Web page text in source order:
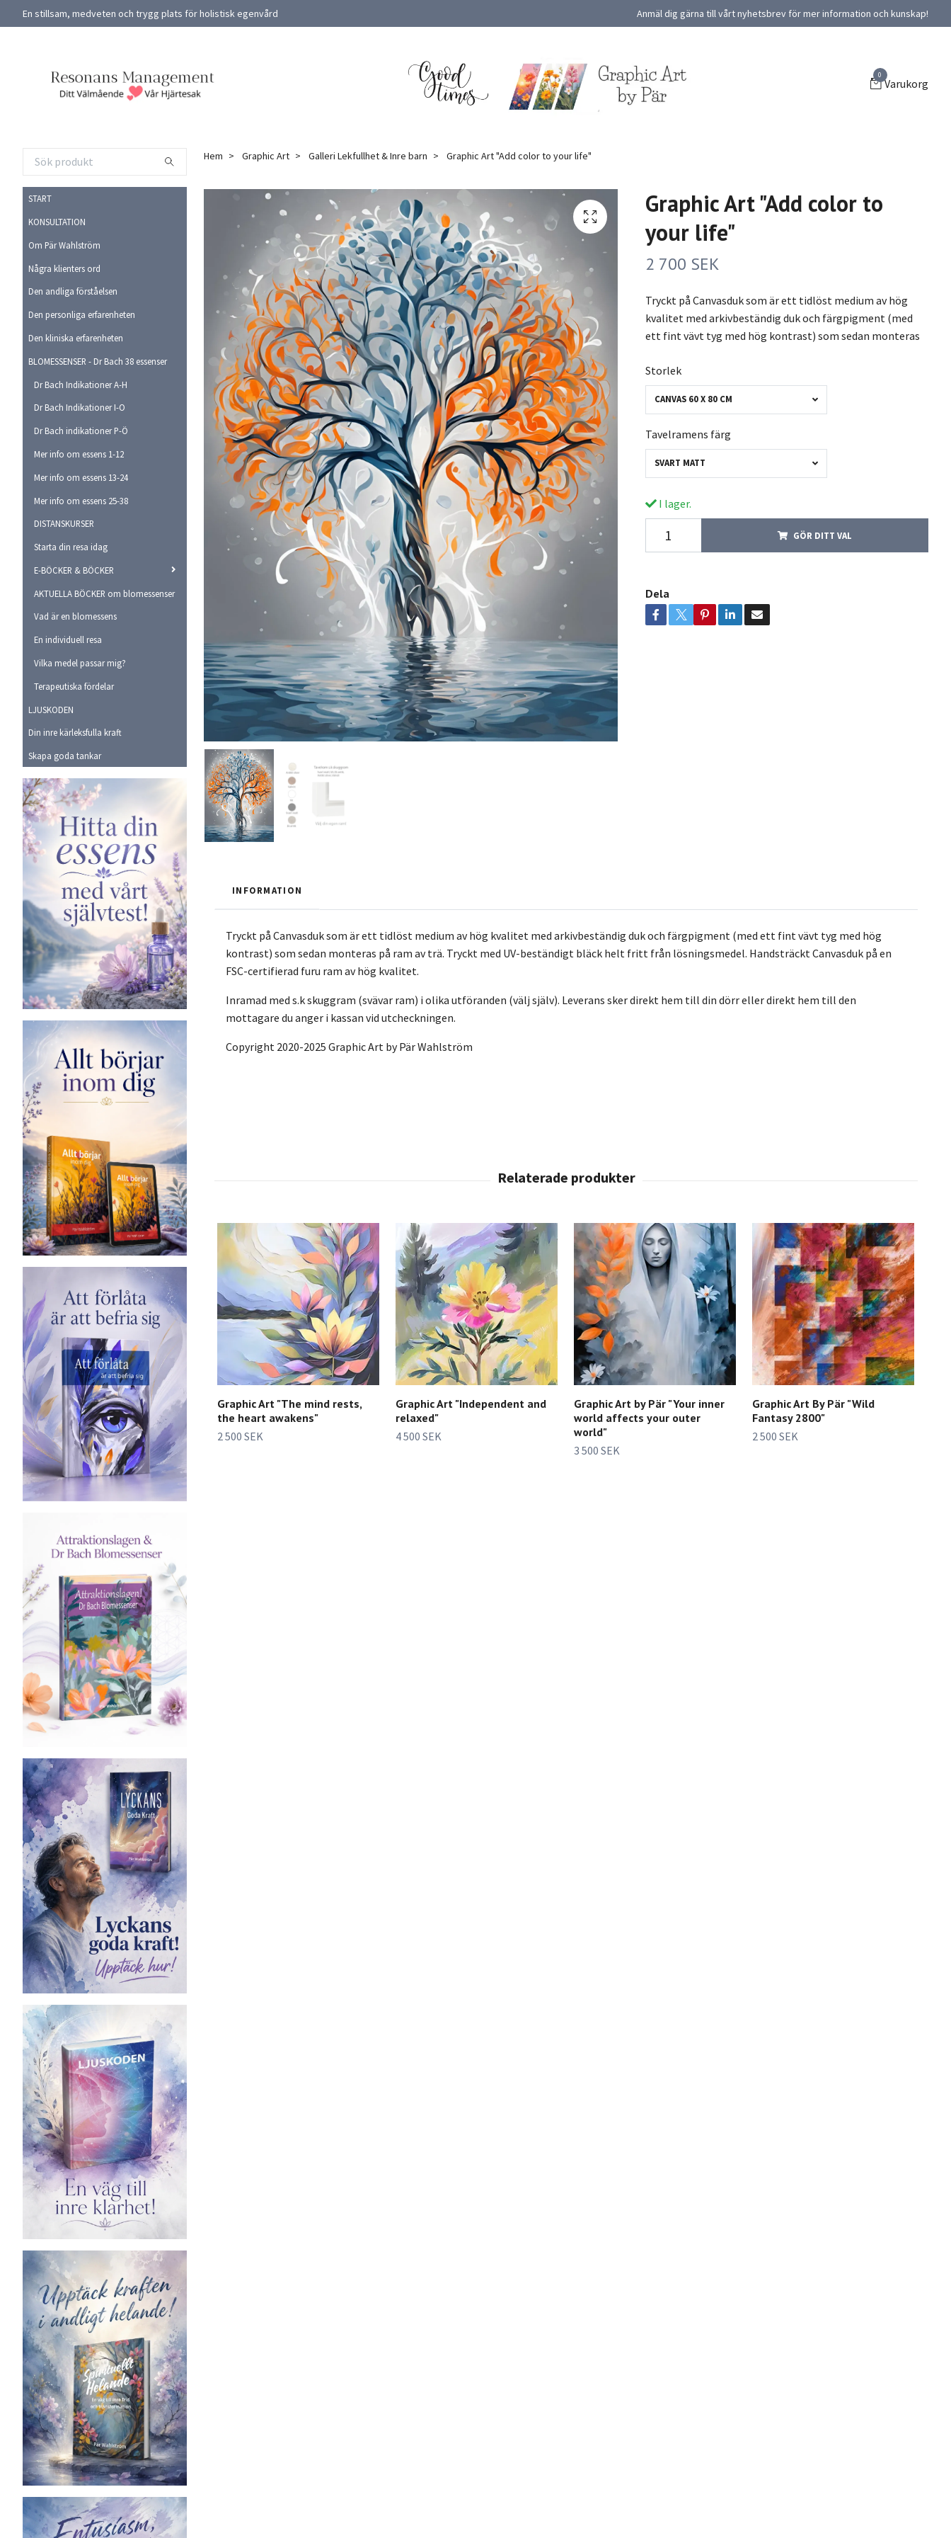
En stillsam, medveten och trygg plats för holistisk egenvård Anmäl dig gärna till vårt nyhetsbrev för mer information och kunskap!
0
Varukorg
START
KONSULTATION
Om Pär Wahlström
Några klienters ord
Den andliga förståelsen
Den personliga erfarenheten
Den kliniska erfarenheten
BLOMESSENSER - Dr Bach 38 essenser
Dr Bach Indikationer A-H
Dr Bach Indikationer I-O
Dr Bach indikationer P-Ö
Mer info om essens 1-12
Mer info om essens 13-24
Mer info om essens 25-38
DISTANSKURSER
Starta din resa idag
E-BÖCKER & BÖCKER
AKTUELLA BÖCKER om blomessenser
Vad är en blomessens
En individuell resa
Vilka medel passar mig?
Terapeutiska fördelar
LJUSKODEN
Din inre kärleksfulla kraft
Skapa goda tankar
Hem Graphic Art Galleri Lekfullhet & Inre barn Graphic Art "Add color to your life"
Graphic Art "Add color to
your life"
2 700 SEK
Tryckt på Canvasduk som är ett tidlöst medium av hög
kvalitet med arkivbeständig duk och färgpigment (med
ett fint vävt tyg med hög kontrast) som sedan monteras
Storlek
CANVAS 60 X 80 CM
Tavelramens färg
SVART MATT
I lager.
GÖR DITT VAL
Dela
INFORMATION
Tryckt på Canvasduk som är ett tidlöst medium av hög kvalitet med arkivbeständig duk och färgpigment (med ett fint vävt tyg med hög
kontrast) som sedan monteras på ram av trä. Tryckt med UV-beständigt bläck helt fritt från lösningsmedel. Handsträckt Canvasduk på en
FSC-certifierad furu ram av hög kvalitet.
Inramad med s.k skuggram (svävar ram) i olika utföranden (välj själv). Leverans sker direkt hem till din dörr eller direkt hem till den
mottagare du anger i kassan vid utcheckningen.
Copyright 2020-2025 Graphic Art by Pär Wahlström
Graphic Art "The mind rests,
the heart awakens"
2 500 SEK
Graphic Art "Independent and
relaxed"
4 500 SEK
Graphic Art by Pär "Your inner
world affects your outer
world"
3 500 SEK
Graphic Art By Pär "Wild
Fantasy 2800"
2 500 SEK